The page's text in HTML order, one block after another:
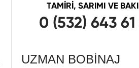
UZMAN BOBINAJ